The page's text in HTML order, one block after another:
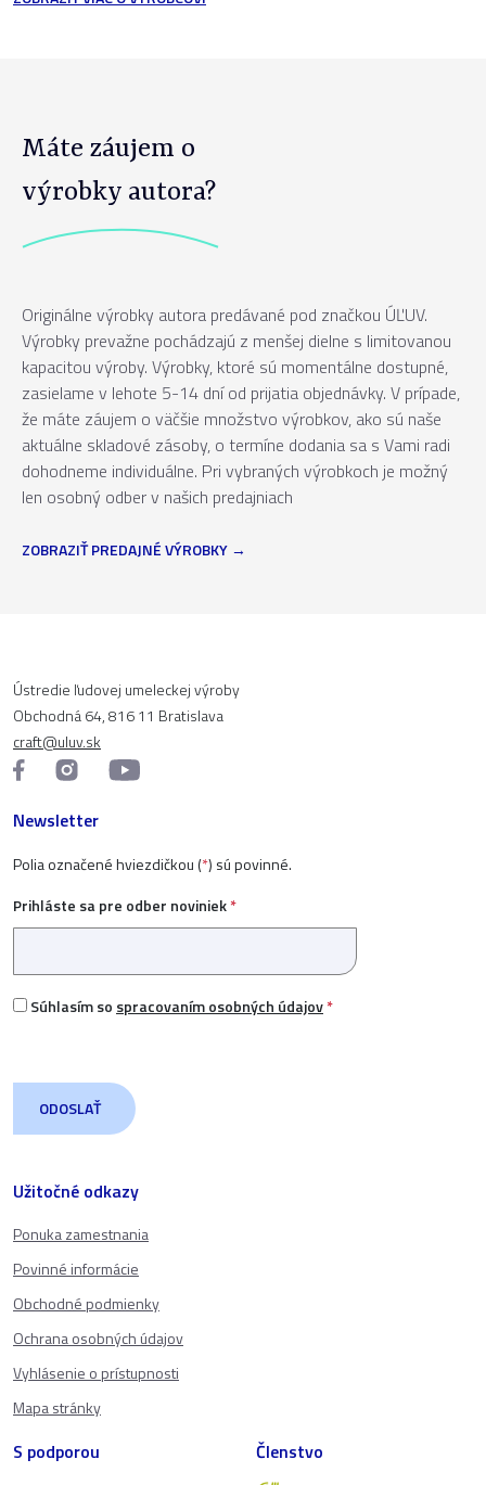
Máte záujem o
výrobky autora?
Originálne výrobky autora predávané pod značkou ÚĽUV.
Výrobky prevažne pochádzajú z menšej dielne s limitovanou
kapacitou výroby. Výrobky, ktoré sú momentálne dostupné,
zasielame v lehote 5-14 dní od prijatia objednávky. V prípade,
že máte záujem o väčšie množstvo výrobkov, ako sú naše
aktuálne skladové zásoby, o termíne dodania sa s Vami radi
dohodneme individuálne. Pri vybraných výrobkoch je možný
len osobný odber v našich predajniach
ZOBRAZIŤ PREDAJNÉ VÝROBKY
Užitočné odkazy
Ponuka zamestnania
Povinné informácie
Obchodné podmienky
Ochrana osobných údajov
Vyhlásenie o prístupnosti
Mapa stránky
Ústredie ľudovej umeleckej výroby
Obchodná 64, 816 11 Bratislava
craft@uluv.sk
Newsletter
Polia označené hviezdičkou (*) sú povinné.
Prihláste sa pre odber noviniek*
Súhlasím so spracovaním osobných údajov*
S podporou Členstvo